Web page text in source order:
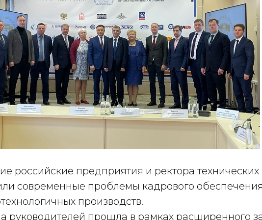
российские предприятия и ректора технических
современные проблемы кадрового
производств.
руководителей прошла в рамках расширенного